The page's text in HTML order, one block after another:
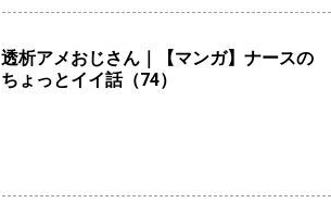
透析アメおじさん｜【マンガ】ナースの
ちょっとイイ話（74）